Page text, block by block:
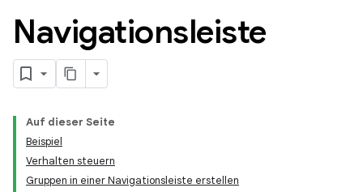
Navigationsleiste
Auf dieser Seite
Beispiel
Verhalten steuern
Gruppen in einer Navigationsleiste erstellen